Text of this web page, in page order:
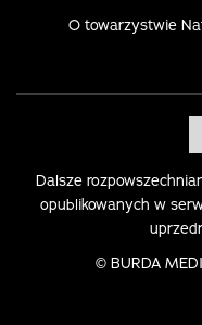
O towarzystwie
Dalsze
opublikowanych w
© BURDA